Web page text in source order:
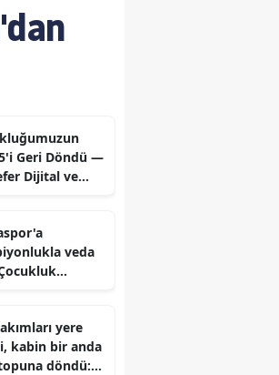
Geri Döndü —
Dijital ve
veda
yeni takımına
attı
yere
kabin bir anda
döndü: